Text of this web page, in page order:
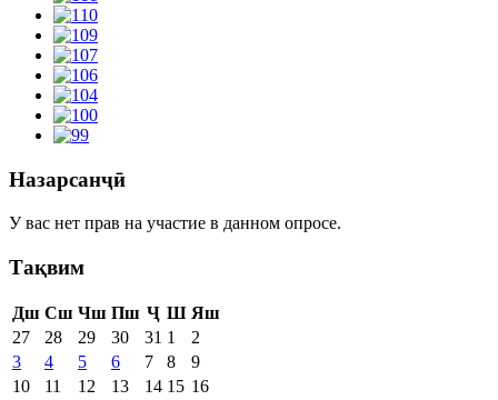
Назарсанҷӣ
У вас нет прав на участие в данном опросе.
Тақвим
Дш Сш Чш Пш Ҷ Ш Яш
27
28 29 30 31 1
2
3
4 5 6 7 8
9
10
11 12 13 14 15 16